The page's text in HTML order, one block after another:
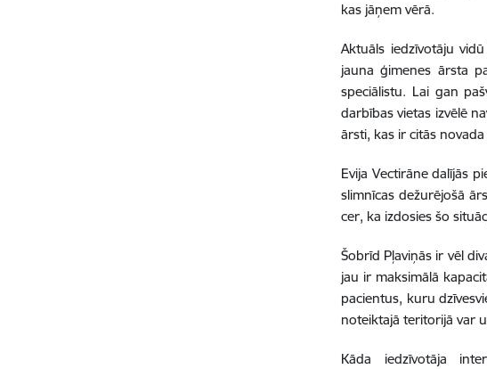
kas jāņem vērā.
Aktuāls iedzīvotāju
jauna ģimenes ārsta
speciālistu. Lai gan
darbības vietas izvēlē
ārsti, kas ir citās
Evija Vectirāne dalījās
slimnīcas dežurējošā
cer, ka izdosies šo
Šobrīd Pļaviņās ir vēl
jau ir maksimālā
pacientus, kuru
noteiktajā teritorijā var
Kāda iedzīvotāja